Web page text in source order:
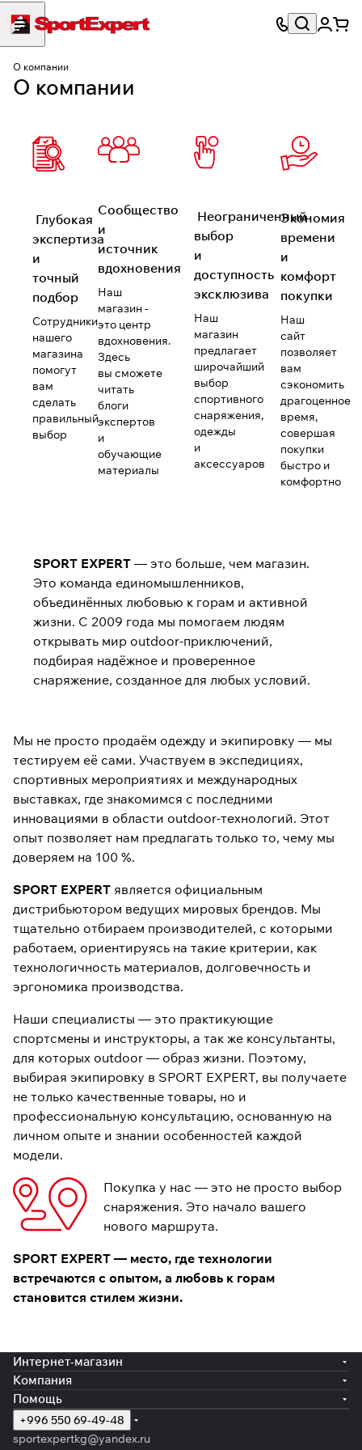
О компании
О компании
Глубокая
экспертиза
и
точный
подбор
Сотрудники
нашего
магазина
помогут
вам
сделать
правильный
выбор
Сообщество
и
источник
вдохновения
Наш
магазин -
это центр
вдохновения.
Здесь
вы сможете
читать
блоги
экспертов
и
обучающие
материалы
Неограниченный
выбор
и
доступность
эксклюзива
Наш
магазин
предлагает
широчайший
выбор
спортивного
снаряжения,
одежды
и
аксессуаров
Экономия
времени
и
комфорт
покупки
Наш
сайт
позволяет
вам
сэкономить
драгоценное
время,
совершая
покупки
быстро и
комфортно
SPORT EXPERT — это больше, чем магазин.
Это команда единомышленников,
объединённых любовью к горам и активной
жизни. С 2009 года мы помогаем людям
открывать мир outdoor-приключений,
подбирая надёжное и проверенное
снаряжение, созданное для любых условий.
Мы не просто продаём одежду и экипировку — мы
тестируем её сами. Участвуем в экспедициях,
спортивных мероприятиях и международных
выставках, где знакомимся с последними
инновациями в области outdoor-технологий. Этот
опыт позволяет нам предлагать только то, чему мы
доверяем на 100 %.
SPORT EXPERT является официальным
дистрибьютором ведущих мировых брендов. Мы
тщательно отбираем производителей, с которыми
работаем, ориентируясь на такие критерии, как
технологичность материалов, долговечность и
эргономика производства.
Наши специалисты — это практикующие
спортсмены и инструкторы, а так же консультанты,
для которых outdoor — образ жизни. Поэтому,
выбирая экипировку в SPORT EXPERT, вы получаете
не только качественные товары, но и
профессиональную консультацию, основанную на
личном опыте и знании особенностей каждой
модели.
Покупка у нас — это не просто выбор
снаряжения. Это начало вашего
нового маршрута.
SPORT EXPERT — место, где технологии
встречаются с опытом, а любовь к горам
становится стилем жизни.
Интернет-магазин
Компания
Помощь
+996 550 69-49-48
sportexpertkg@yandex.ru